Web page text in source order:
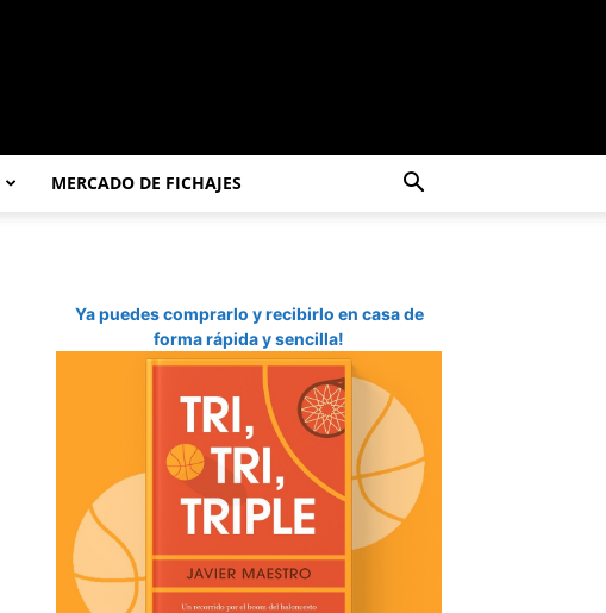
MERCADO DE FICHAJES
Ya puedes comprarlo y recibirlo en casa de
forma rápida y sencilla!